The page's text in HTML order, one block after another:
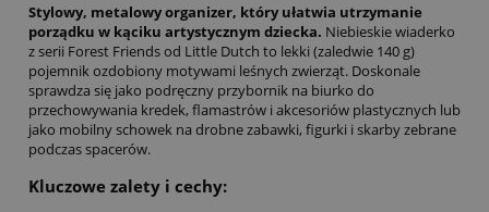
Stylowy, metalowy organizer, który ułatwia utrzymanie
porządku w kąciku artystycznym dziecka. Niebieskie wiaderko
z serii Forest Friends od Little Dutch to lekki (zaledwie 140 g)
pojemnik ozdobiony motywami leśnych zwierząt. Doskonale
sprawdza się jako podręczny przybornik na biurko do
przechowywania kredek, flamastrów i akcesoriów plastycznych lub
jako mobilny schowek na drobne zabawki, figurki i skarby zebrane
podczas spacerów.
Kluczowe zalety i cechy: